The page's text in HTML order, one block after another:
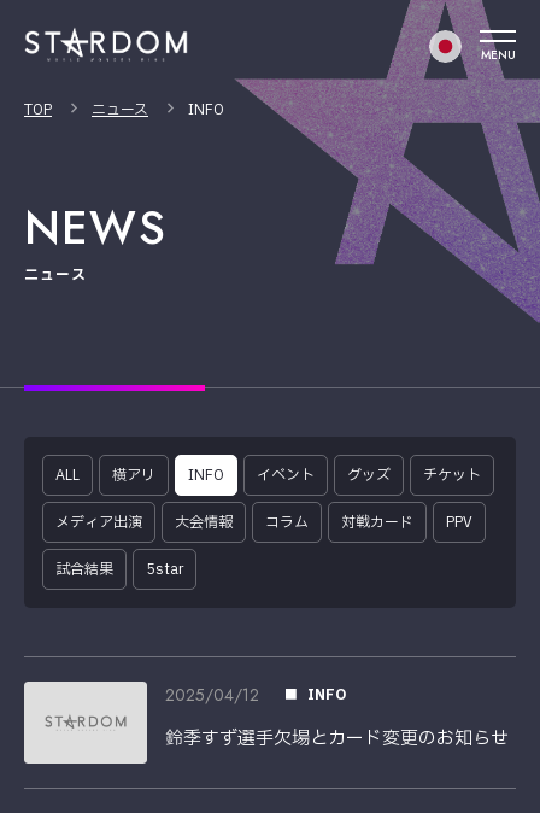
MENU
TOP ニュース INFO
NEWS
ニュース
ALL 横アリ INFO イベント グッズ チケット
メディア出演 大会情報 コラム 対戦カード PPV
試合結果 5star
2025/04/12 INFO
鈴季すず選手欠場とカード変更のお知らせ